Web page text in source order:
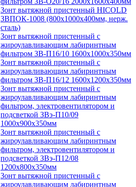
Зонт вытяжной пристенный HICOLD
ЗВПОК-1008 (800х1000х400мм, нерж.
сталь)
Зонт вытяжной пристенный с
жироулавливающим лабиринтным
фильтром ЗВ-П16/10 1600х1000х350мм
Зонт вытяжной пристенный с
жироулавливающим лабиринтным
фильтром ЗВ-П16/12 1600х1200х350мм
Зонт вытяжной пристенный с
жироулавливающим лабиринтным
фильтром, электровентилятором и
подсветкой ЗВэ-П10/09
1000х900х350мм
Зонт вытяжной пристенный с
жироулавливающим лабиринтным
фильтром, электровентилятором и
подсветкой ЗВэ-П12/08
1200х800х350мм
Зонт вытяжной пристенный с
жироулавливающим лабиринтным